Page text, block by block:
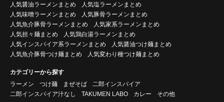
人気醤油ラーメンまとめ
人気塩ラーメンまとめ
人気味噌ラーメンまとめ
人気豚骨ラーメンまとめ
人気魚介豚骨ラーメンまとめ
人気家系ラーメンまとめ
人気担々麺まとめ
人気鶏白湯ラーメンまとめ
人気インスパイア系ラーメンまとめ
人気醤油つけ麺まとめ
人気魚介豚骨つけ麺まとめ
人気変わり種つけ麺まとめ
カテゴリーから探す
ラーメン
つけ麺 まぜそば
二郎インスパイア
二郎インスパイア汁なし
TAKUMEN LABO カレー その他